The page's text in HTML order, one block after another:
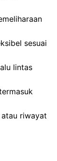
sesuai
lintas
riwayat